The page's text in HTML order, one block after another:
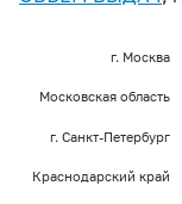
г. Москва
Московская область
г. Санкт-Петербург
Краснодарский край